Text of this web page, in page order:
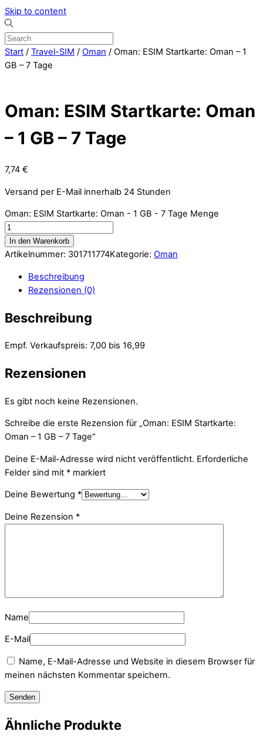
Skip to content
Start / Travel-SIM / Oman / Oman: ESIM Startkarte: Oman – 1
GB – 7 Tage
Oman: ESIM Startkarte: Oman
– 1 GB – 7 Tage
7,74 €
Versand per E-Mail innerhalb 24 Stunden
Oman: ESIM Startkarte: Oman - 1 GB - 7 Tage Menge
In den Warenkorb
Artikelnummer: 301711774Kategorie: Oman
Beschreibung
Rezensionen (0)
Beschreibung
Empf. Verkaufspreis: 7,00 bis 16,99
Rezensionen
Es gibt noch keine Rezensionen.
Schreibe die erste Rezension für „Oman: ESIM Startkarte:
Oman – 1 GB – 7 Tage“
Deine E-Mail-Adresse wird nicht veröffentlicht. Erforderliche
Felder sind mit * markiert
Deine Bewertung *
Deine Rezension *
Name
E-Mail
Name, E-Mail-Adresse und Website in diesem Browser für
meinen nächsten Kommentar speichern.
Ähnliche Produkte